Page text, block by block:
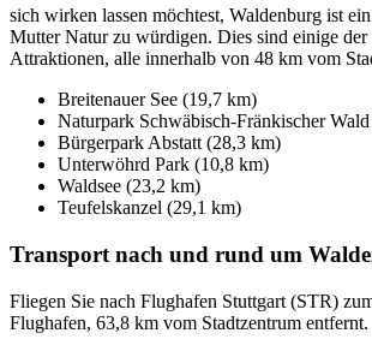
sich wirken lassen möchtest, Waldenburg ist
Mutter Natur zu würdigen. Dies sind einige der
Attraktionen, alle innerhalb von 48 km vom
Breitenauer See (19,7 km)
Naturpark Schwäbisch-Fränkischer
Bürgerpark Abstatt (28,3 km)
Unterwöhrd Park (10,8 km)
Waldsee (23,2 km)
Teufelskanzel (29,1 km)
Transport nach und rund um
Fliegen Sie nach Flughafen Stuttgart (STR)
Flughafen, 63,8 km vom Stadtzentrum entfernt.